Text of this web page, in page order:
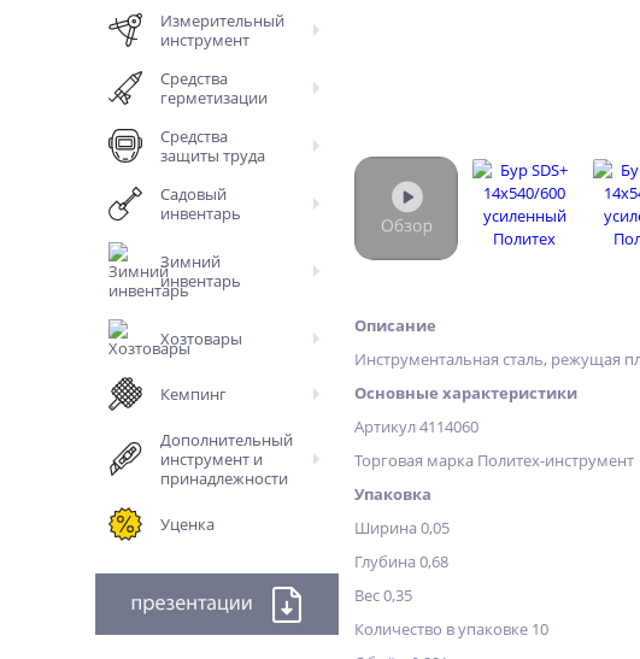
Измерительный
инструмент
Средства
герметизации
Средства
защиты труда
Садовый
инвентарь
Зимний
инвентарь
Хозтовары
Кемпинг
Дополнительный
инструмент и
принадлежности
Уценка
Описание
Инструментальная сталь, режущая
Основные характеристики
Артикул 4114060
Торговая марка Политех-инструмент
Упаковка
Ширина 0,05
Глубина 0,68
Вес 0,35
Количество в упаковке 10